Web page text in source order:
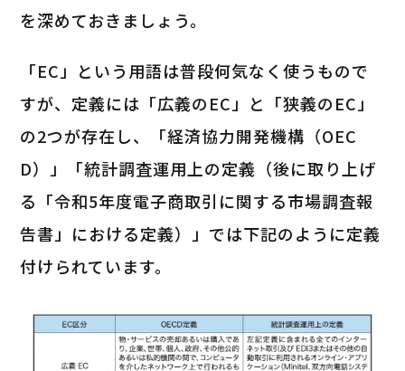
を深めておきましょう。
「EC」という用語は普段何気なく使うもので
すが、定義には「広義のEC」と「狭義のEC」
の2つが存在し、「経済協力開発機構（OEC
D）」「統計調査運用上の定義（後に取り上げ
る「令和5年度電子商取引に関する市場調査報
告書」における定義）」では下記のように定義
付けられています。